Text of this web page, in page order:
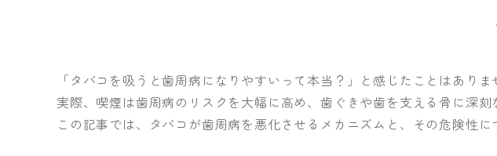
「タバコを吸うと歯周病になりやすいって本当？」と感じたことはありま
実際、喫煙は歯周病のリスクを大幅に高め、歯ぐきや歯を支える骨に深刻
この記事では、タバコが歯周病を悪化させるメカニズムと、その危険性に